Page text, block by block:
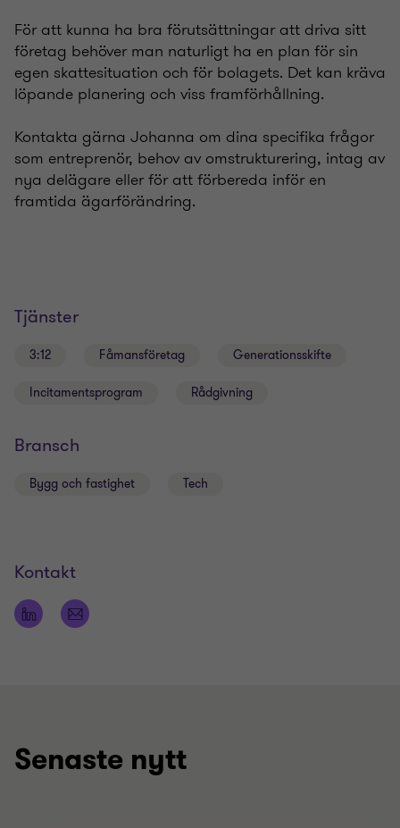
För att kunna ha bra förutsättningar att driva sitt
företag behöver man naturligt ha en plan för sin
egen skattesituation och för bolagets. Det kan kräva
löpande planering och viss framförhållning.
Kontakta gärna Johanna om dina specifika frågor
som entreprenör, behov av omstrukturering, intag av
nya delägare eller för att förbereda inför en
framtida ägarförändring.
Tjänster
3:12 Fåmansföretag Generationsskifte
Incitamentsprogram Rådgivning
Bransch
Bygg och fastighet Tech
Kontakt
Senaste nytt